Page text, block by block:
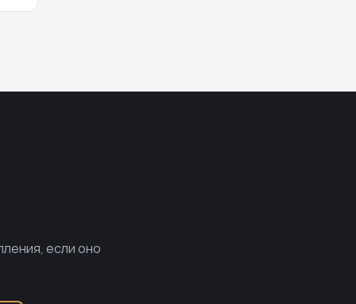
если оно